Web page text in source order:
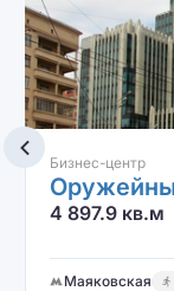
Бизнес-центр
4 897.9 кв.м
Маяковская